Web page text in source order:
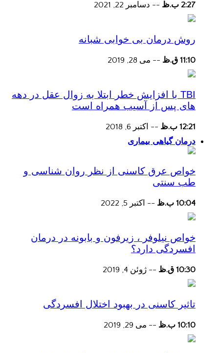
2:27 ب.ظ -- دسامبر 22, 2021
روش درمان بی خوابی شبانه
11:10 ق.ظ -- می 28, 2019
TBI با افزایش خطر ابتلا به زوال عقل در دهه
های پس از آسیب همراه است
12:21 ب.ظ -- اکتبر 6, 2018
درمان گیاهی بیماری
خواص عرق کاسنی از نظر روان شناسی و
طب سنتی
10:04 ب.ظ -- اکتبر 5, 2022
خواص نیلوفر ، زیرفون و بابونه در درمان
افسردگی دارد؟
10:30 ق.ظ -- ژوئن 4, 2019
تاثیر کاسنی در بهبود اختلال افسردگی
10:10 ب.ظ -- می 29, 2019